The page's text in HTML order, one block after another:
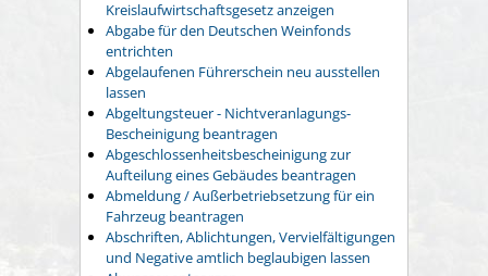
Kreislaufwirtschaftsgesetz anzeigen
Abgabe für den Deutschen Weinfonds
entrichten
Abgelaufenen Führerschein neu ausstellen
lassen
Abgeltungsteuer - Nichtveranlagungs-
Bescheinigung beantragen
Abgeschlossenheitsbescheinigung zur
Aufteilung eines Gebäudes beantragen
Abmeldung / Außerbetriebsetzung für ein
Fahrzeug beantragen
Abschriften, Ablichtungen, Vervielfältigungen
und Negative amtlich beglaubigen lassen